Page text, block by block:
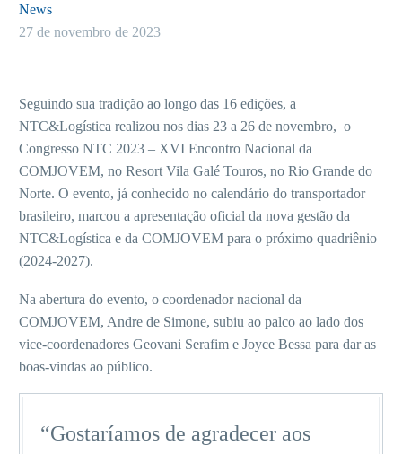
News
27 de novembro de 2023
Seguindo sua tradição ao longo das 16 edições, a
NTC&Logística realizou nos dias 23 a 26 de novembro, o
Congresso NTC 2023 – XVI Encontro Nacional da
COMJOVEM, no Resort Vila Galé Touros, no Rio Grande do
Norte. O evento, já conhecido no calendário do transportador
brasileiro, marcou a apresentação oficial da nova gestão da
NTC&Logística e da COMJOVEM para o próximo quadriênio
(2024-2027).
Na abertura do evento, o coordenador nacional da
COMJOVEM, Andre de Simone, subiu ao palco ao lado dos
vice-coordenadores Geovani Serafim e Joyce Bessa para dar as
boas-vindas ao público.
“Gostaríamos de agradecer aos